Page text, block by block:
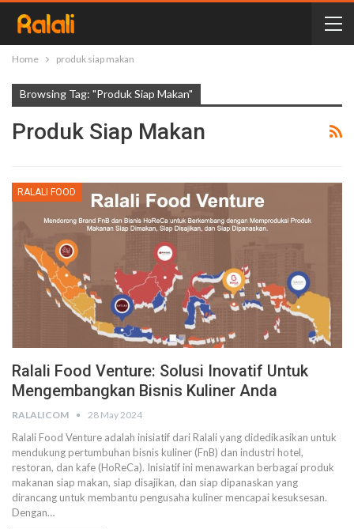
Home produk siap makan
Browsing Tag: "produk Siap Makan"
Produk Siap Makan
RALALI FOOD
Ralali Food Venture: Solusi Inovatif Untuk
Mengembangkan Bisnis Kuliner Anda
RALALICOM 28 May 2024
Ralali Food Venture adalah inisiatif dari Ralali yang didedikasikan untuk
mendukung pertumbuhan bisnis kuliner (FnB) dan industri hotel,
restoran, dan kafe (HoReCa). Inisiatif ini menawarkan berbagai produk
makanan siap makan, siap disajikan, dan siap dipanaskan yang
dirancang untuk membantu pengusaha kuliner mencapai kesuksesan.
Dengan…